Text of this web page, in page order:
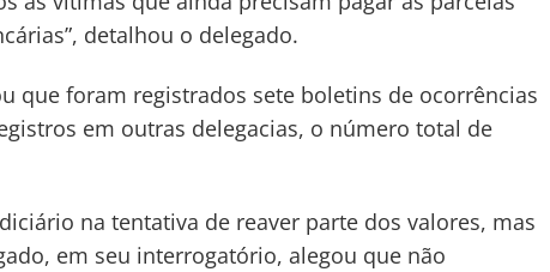
detalhou o delegado.
que foram registrados sete boletins de ocorrências
em outras delegacias, o número total de
na tentativa de reaver parte dos valores, mas
em seu interrogatório, alegou que não